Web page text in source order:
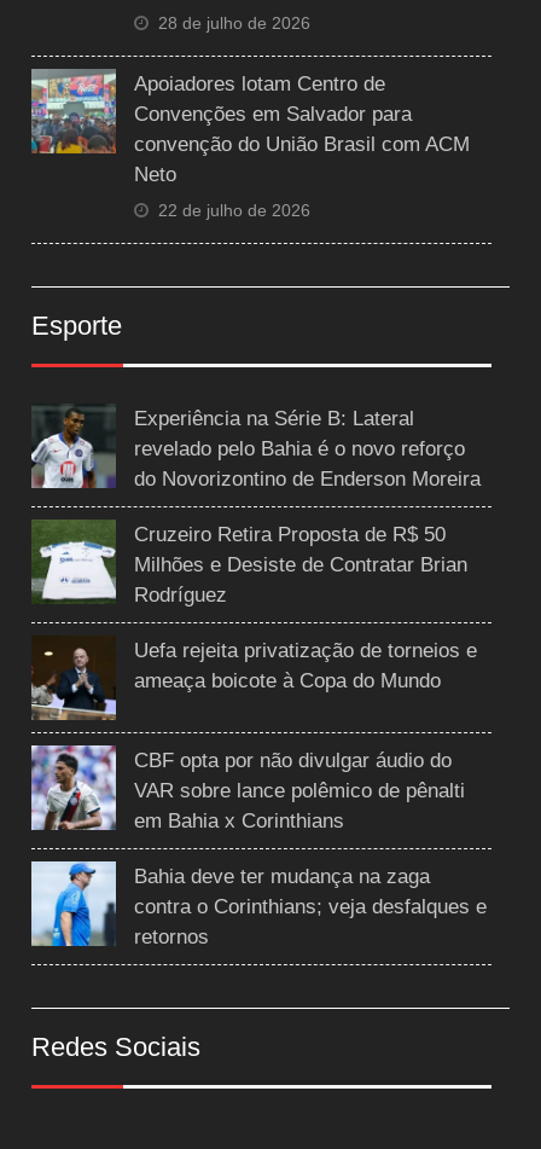
28 de julho de 2026
Apoiadores lotam Centro de
Convenções em Salvador para
convenção do União Brasil com ACM
Neto
22 de julho de 2026
Esporte
Experiência na Série B: Lateral
revelado pelo Bahia é o novo reforço
do Novorizontino de Enderson Moreira
Cruzeiro Retira Proposta de R$ 50
Milhões e Desiste de Contratar Brian
Rodríguez
Uefa rejeita privatização de torneios e
ameaça boicote à Copa do Mundo
CBF opta por não divulgar áudio do
VAR sobre lance polêmico de pênalti
em Bahia x Corinthians
Bahia deve ter mudança na zaga
contra o Corinthians; veja desfalques e
retornos
Redes Sociais